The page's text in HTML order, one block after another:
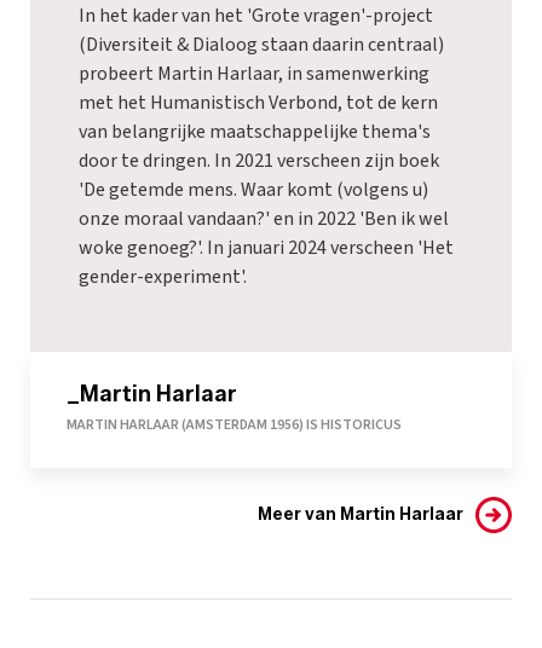
In het kader van het 'Grote vragen'-project
(Diversiteit & Dialoog staan daarin centraal)
probeert Martin Harlaar, in samenwerking
met het Humanistisch Verbond, tot de kern
van belangrijke maatschappelijke thema's
door te dringen. In 2021 verscheen zijn boek
'De getemde mens. Waar komt (volgens u)
onze moraal vandaan?' en in 2022 'Ben ik wel
woke genoeg?'. In januari 2024 verscheen 'Het
gender-experiment'.
_Martin Harlaar
MARTIN HARLAAR (AMSTERDAM 1956) IS HISTORICUS
Meer van Martin Harlaar